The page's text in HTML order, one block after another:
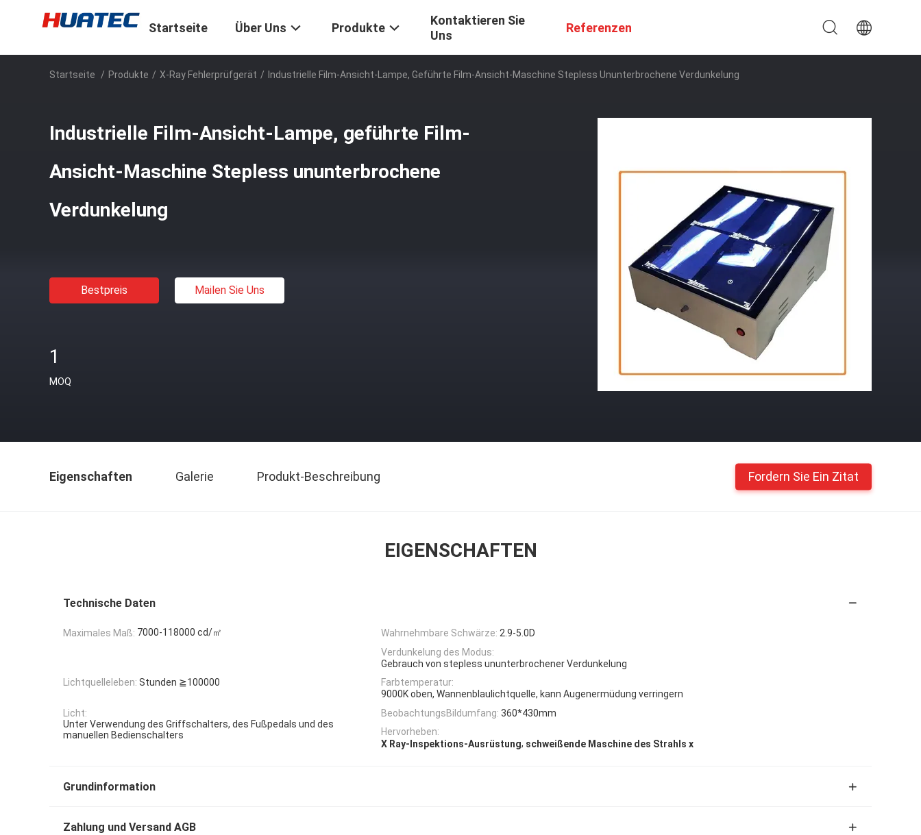
Startseite Über Uns Produkte
Kontaktieren Sie
Uns
Referenzen
Startseite / Produkte / X-Ray Fehlerprüfgerät / Industrielle Film-Ansicht-Lampe, Geführte Film-Ansicht-Maschine Stepless Ununterbrochene Verdunkelung
Industrielle Film-Ansicht-Lampe, geführte Film-
Ansicht-Maschine Stepless ununterbrochene
Verdunkelung
Bestpreis Mailen Sie Uns
1
MOQ
Eigenschaften Galerie Produkt-Beschreibung Fordern Sie Ein Zitat
EIGENSCHAFTEN
Technische Daten
Maximales Maß: 7000-118000 cd/㎡ Wahrnehmbare Schwärze: 2.9-5.0D
Verdunkelung des Modus:
Gebrauch von stepless ununterbrochener Verdunkelung
Lichtquelleleben: Stunden ≧100000
Farbtemperatur:
9000K oben, Wannenblaulichtquelle, kann Augenermüdung verringern
Licht:
Unter Verwendung des Griffschalters, des Fußpedals und des
manuellen Bedienschalters
BeobachtungsBildumfang: 360*430mm
Hervorheben:
X Ray-Inspektions-Ausrüstung, schweißende Maschine des Strahls x
Grundinformation
Zahlung und Versand AGB